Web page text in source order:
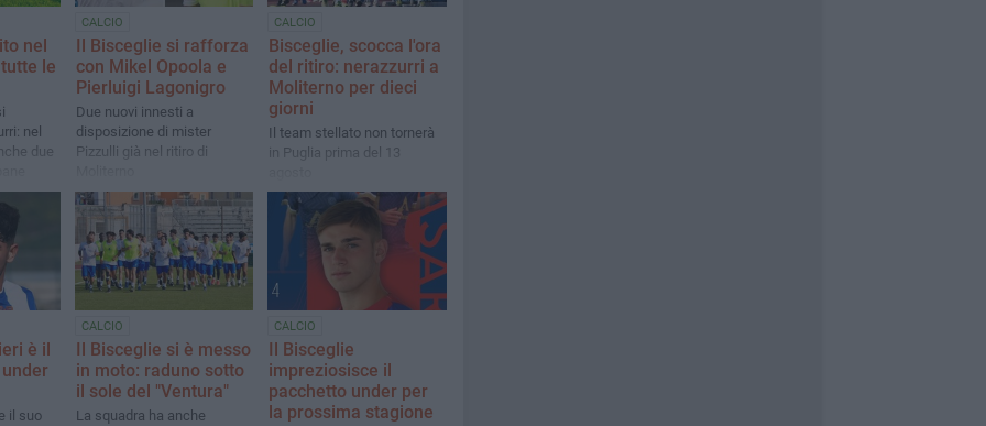
nel
le
nel
due
CALCIO
Il Bisceglie si rafforza
con Mikel Opoola e
Pierluigi Lagonigro
Due nuovi innesti a
disposizione di mister
Pizzulli già nel ritiro di
CALCIO
Bisceglie, scocca l'ora
del ritiro: nerazzurri a
Moliterno per dieci
giorni
Il team stellato non tornerà
in Puglia prima del 13
è il
il suo
CALCIO
Il Bisceglie si è messo
in moto: raduno sotto
il sole del "Ventura"
La squadra ha anche
CALCIO
Il Bisceglie
impreziosisce il
pacchetto under per
la prossima stagione